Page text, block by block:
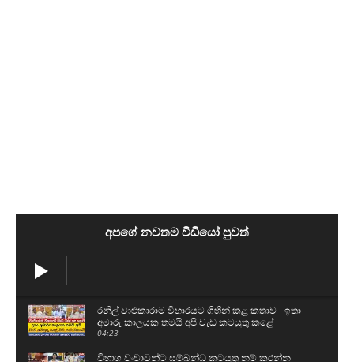
අපගේ නවතම වීඩියෝ පුවත්
රනිල් වාළුකාරාම විහාරයට ගිහින් කළ කතාව - ඉතා
අමාරු කාලයක තමයි අපි වැඩ කටයුතු කළේ
04:23
විභාග වංචාවන්ට සම්බන්ධ කටයුතු නම් කරන්න